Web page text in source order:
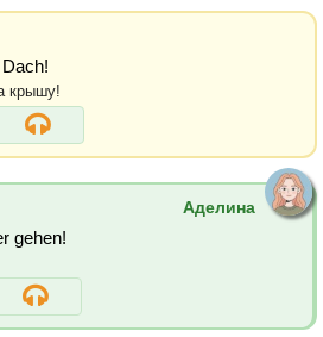
крышу!
Аделина
gehen!